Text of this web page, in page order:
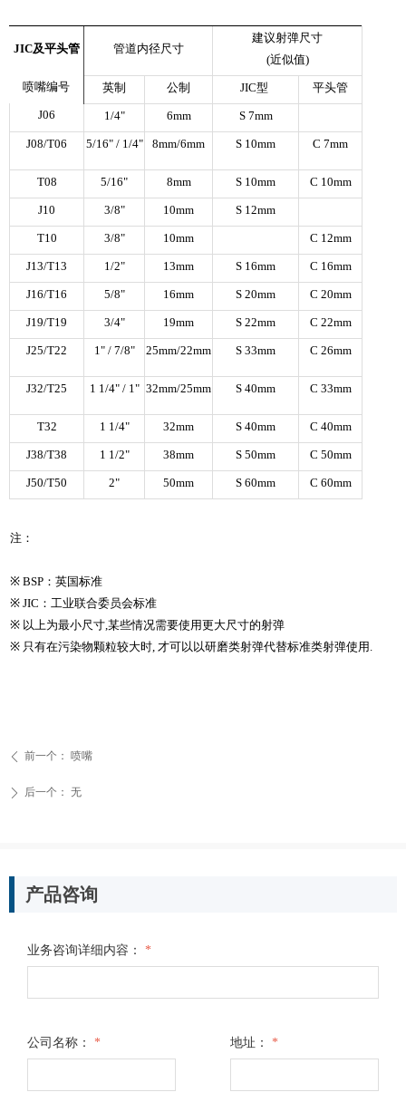
产品咨询
业务咨询详细内容： *
公司名称： * 地址： *
JIC及平头管 管道内径尺寸
建议射弹尺寸
(近似值)
喷嘴编号
英制 公制 JIC型
平头管
J06
1/4" 6mm S 7mm
J08/T06 5/16" / 1/4" 8mm/6mm S 10mm C 7mm
T08 5/16" 8mm S 10mm C 10mm
J10 3/8" 10mm S 12mm
T10 3/8" 10mm C 12mm
J13/T13 1/2" 13mm S 16mm C 16mm
J16/T16 5/8" 16mm S 20mm C 20mm
J19/T19 3/4" 19mm S 22mm C 22mm
J25/T22 1" / 7/8" 25mm/22mm S 33mm C 26mm
J32/T25 1 1/4" / 1" 32mm/25mm S 40mm C 33mm
T32 1 1/4" 32mm S 40mm C 40mm
J38/T38 1 1/2" 38mm S 50mm C 50mm
J50/T50 2" 50mm S 60mm C 60mm
注：
※ BSP ：英国标准
※ JIC ：工业联合委员会标准
※ 以上为最小尺寸,某些情况需要使用更大尺寸的射弹
※ 只有在污染物颗粒较大时, 才可以以研磨类射弹代替标准类射弹使用 .
ꄴ 前一个： 喷嘴
ꄲ 后一个： 无